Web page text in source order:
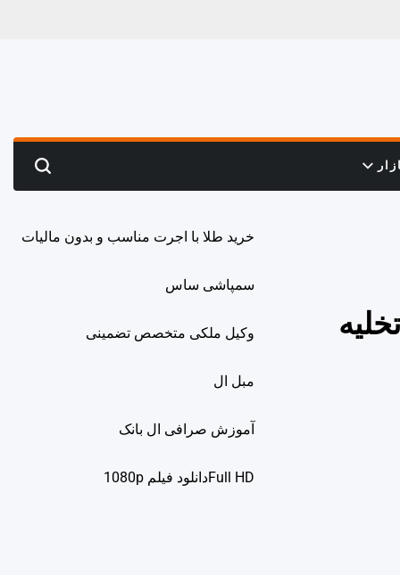
Search
خرید طلا با اجرت مناسب و بدون مالیات
سمپاشی ساس
وکیل ملکی متخصص تضمینی
مبل ال
آموزش صرافی ال بانک
Full HDدانلود فيلم 1080p